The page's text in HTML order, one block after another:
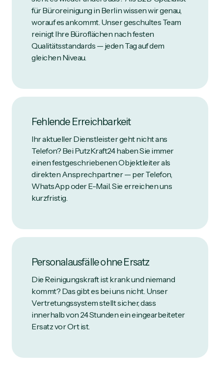
für Büroreinigung in Berlin wissen wir genau,
worauf es ankommt. Unser geschultes Team
reinigt Ihre Büroflächen nach festen
Qualitätsstandards — jeden Tag auf dem
gleichen Niveau.
Fehlende Erreichbarkeit
Ihr aktueller Dienstleister geht nicht ans
Telefon? Bei PutzKraft24 haben Sie immer
einen festgeschriebenen Objektleiter als
direkten Ansprechpartner — per Telefon,
WhatsApp oder E-Mail. Sie erreichen uns
kurzfristig.
Personalausfälle ohne Ersatz
Die Reinigungskraft ist krank und niemand
kommt? Das gibt es bei uns nicht. Unser
Vertretungssystem stellt sicher, dass
innerhalb von 24 Stunden ein eingearbeiteter
Ersatz vor Ort ist.